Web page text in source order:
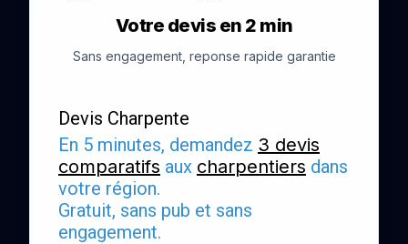
Votre devis en 2 min
Sans engagement, reponse rapide garantie
Devis Charpente
En 5 minutes, demandez 3 devis
comparatifs aux charpentiers dans
votre région.
Gratuit, sans pub et sans
engagement.